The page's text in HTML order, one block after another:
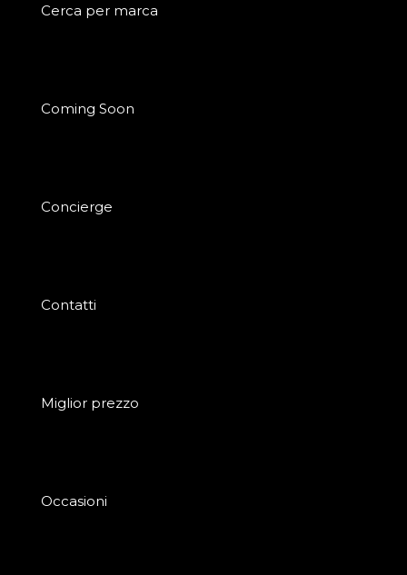
Cerca per marca
Coming Soon
Concierge
Contatti
Miglior prezzo
Occasioni